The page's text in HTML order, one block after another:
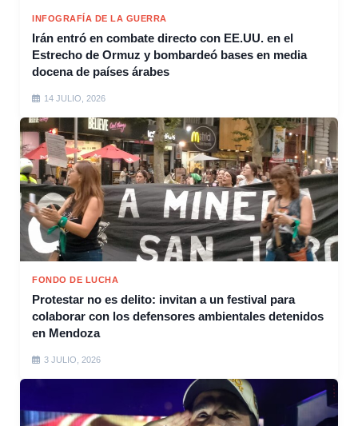
INFOGRAFÍA DE LA GUERRA
Irán entró en combate directo con EE.UU. en el
Estrecho de Ormuz y bombardeó bases en media
docena de países árabes
14 JULIO, 2026
FONDO DE LUCHA
Protestar no es delito: invitan a un festival para
colaborar con los defensores ambientales detenidos
en Mendoza
3 JULIO, 2026